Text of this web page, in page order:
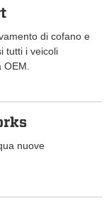
di cofano e
tutti i veicoli
nuove